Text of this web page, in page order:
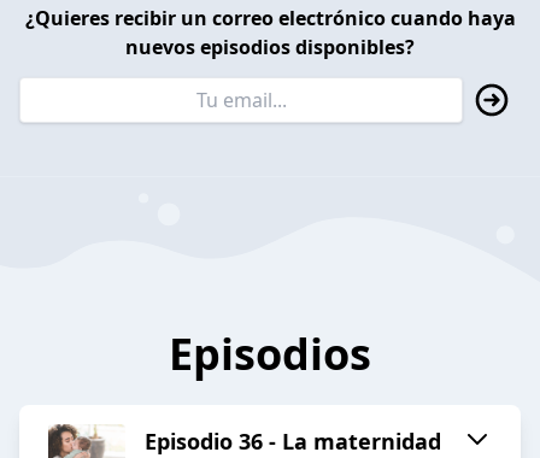
¿Quieres recibir un correo electrónico cuando haya
nuevos episodios disponibles?
Episodios
Episodio 36 - La maternidad